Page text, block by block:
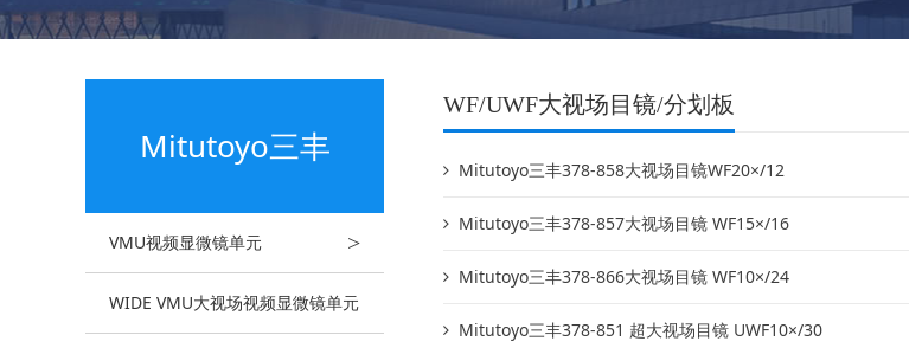
Mitutoyo三丰
VMU视频显微镜单元 >
WIDE VMU大视场视频显微镜单元
WF/UWF大视场目镜/分划板
Mitutoyo三丰378-858大视场目镜WF20×/12
Mitutoyo三丰378-857大视场目镜 WF15×/16
Mitutoyo三丰378-866大视场目镜 WF10×/24
Mitutoyo三丰378-851 超大视场目镜 UWF10×/30